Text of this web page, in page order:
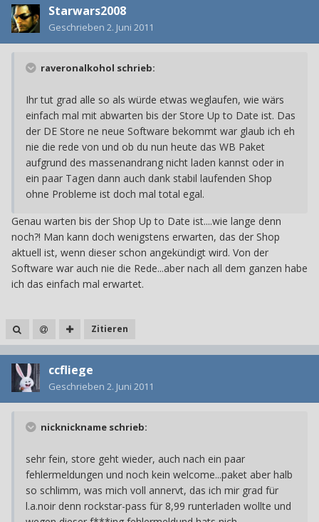
Starwars2008
Geschrieben 2. Juni 2011
raveronalkohol schrieb:
Ihr tut grad alle so als würde etwas weglaufen, wie wärs
einfach mal mit abwarten bis der Store Up to Date ist. Das
der DE Store ne neue Software bekommt war glaub ich eh
nie die rede von und ob du nun heute das WB Paket
aufgrund des massenandrang nicht laden kannst oder in
ein paar Tagen dann auch dank stabil laufenden Shop
ohne Probleme ist doch mal total egal.
Genau warten bis der Shop Up to Date ist....wie lange denn
noch?! Man kann doch wenigstens erwarten, das der Shop
aktuell ist, wenn dieser schon angekündigt wird. Von der
Software war auch nie die Rede...aber nach all dem ganzen habe
ich das einfach mal erwartet.
Zitieren
ccfliege
Geschrieben 2. Juni 2011
nicknickname schrieb:
sehr fein, store geht wieder, auch nach ein paar
fehlermeldungen und noch kein welcome...paket aber halb
so schlimm, was mich voll annervt, das ich mir grad für
l.a.noir denn rockstar-pass für 8,99 runterladen wollte und